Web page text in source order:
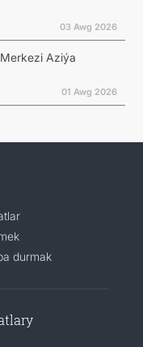
03 Awg 2026
Aziýa
01 Awg 2026
durmak